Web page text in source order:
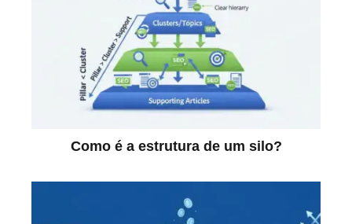
Como é a estrutura de um silo?